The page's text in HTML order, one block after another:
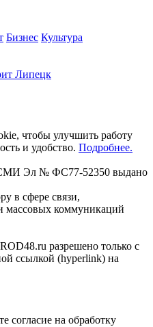
Бизнес Культура
Липецк
чтобы улучшить работу
и удобство. Подробнее.
СМИ Эл № ФС77-52350 выдано
в сфере связи,
массовых коммуникаций
разрешено только с
ссылкой (hyperlink) на
согласие на обработку